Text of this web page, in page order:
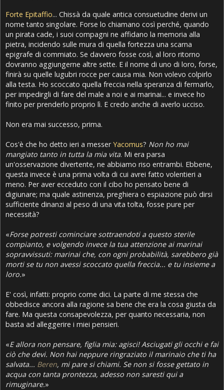
Forte Epitaffio... Chissà da quale antica consuetudine derivi un
nome tanto singolare. Forse lo chiamano così perché, quando
un pirata cade, i suoi compagni ne affidano la memoria alla
pietra, incidendo sulle mura di quella fortezza una scarna
epigrafe di commiato. Se davvero fosse così, al loro ritorno
dovranno aggiungerne altre sette. E il nome di uno di loro, forse,
finirà su quelle lugubri rocce per causa mia. Non volevo colpirlo
alla testa. Ho scoccato quella freccia nella speranza di fermarlo,
per impedirgli di fare del male a noi e ai marinai... e invece ho
finito per prenderlo proprio lì. E credo anche di averlo ucciso.
Non era mai successo, prima.
Cos'è che ho detto ieri a messerYacomus? Non ho mai
mangiato tanto in tutta la mia vita. Mi era parsa
un'osservazione divertente, ne abbiamo riso entrambi. Ebbene,
questa invece è una prima volta di cui avrei fatto volentieri a
meno. Per aver ecceduto con il cibo ho pensato bene di
digiunare; ma quale astinenza, preghiera o espiazione può dirsi
sufficiente dinanzi al peso di una vita tolta, fosse pure per
necessità?
«Forse potresti cominciare sottraendoti a questo sterile
compianto, e volgendo invece la tua attenzione ai marinai
sopravvissuti: marinai che, con ogni probabilità, sarebbero già
morti se tu non avessi scoccato quella freccia... e tu insieme a
loro.»
E' così, infatti: proprio come dici. La parte di me stessa che
obbedisce ancora alla ragione sa bene che era la cosa giusta da
fare. Ma questa consapevolezza, per quanto necessaria, non
basta ad alleggerire i miei pensieri.
«E allora non pensare, figlia mia: agisci! Asciugati gli occhi e fai
ciò che devi. Non hai neppure ringraziato il marinaio che ti ha
salvata... Beren, mi pare si chiami. Se non si fosse gettato in
acqua con tanta prontezza, adesso non saresti qui a
rimuginare.»